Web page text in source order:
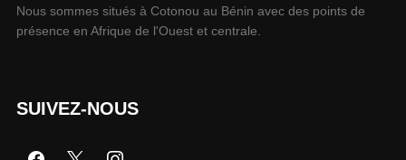
Nous sommes situés à Cotonou au Bénin avec des points de
présence en Afrique de l'Ouest et centrale.
SUIVEZ-NOUS